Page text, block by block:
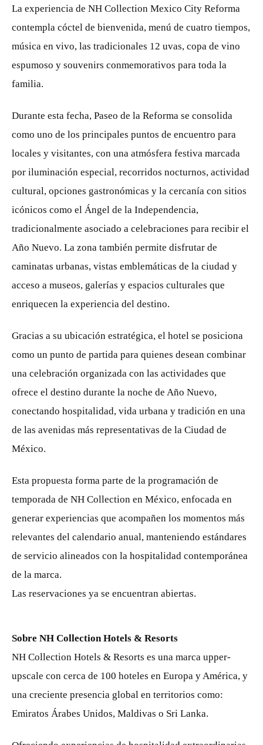
La experiencia de NH Collection Mexico City Reforma
contempla cóctel de bienvenida, menú de cuatro tiempos,
música en vivo, las tradicionales 12 uvas, copa de vino
espumoso y souvenirs conmemorativos para toda la
familia.
Durante esta fecha, Paseo de la Reforma se consolida
como uno de los principales puntos de encuentro para
locales y visitantes, con una atmósfera festiva marcada
por iluminación especial, recorridos nocturnos, actividad
cultural, opciones gastronómicas y la cercanía con sitios
icónicos como el Ángel de la Independencia,
tradicionalmente asociado a celebraciones para recibir el
Año Nuevo. La zona también permite disfrutar de
caminatas urbanas, vistas emblemáticas de la ciudad y
acceso a museos, galerías y espacios culturales que
enriquecen la experiencia del destino.
Gracias a su ubicación estratégica, el hotel se posiciona
como un punto de partida para quienes desean combinar
una celebración organizada con las actividades que
ofrece el destino durante la noche de Año Nuevo,
conectando hospitalidad, vida urbana y tradición en una
de las avenidas más representativas de la Ciudad de
México.
Esta propuesta forma parte de la programación de
temporada de NH Collection en México, enfocada en
generar experiencias que acompañen los momentos más
relevantes del calendario anual, manteniendo estándares
de servicio alineados con la hospitalidad contemporánea
de la marca.
Las reservaciones ya se encuentran abiertas.
Sobre NH Collection Hotels & Resorts
NH Collection Hotels & Resorts es una marca upper-
upscale con cerca de 100 hoteles en Europa y América, y
una creciente presencia global en territorios como:
Emiratos Árabes Unidos, Maldivas o Sri Lanka.